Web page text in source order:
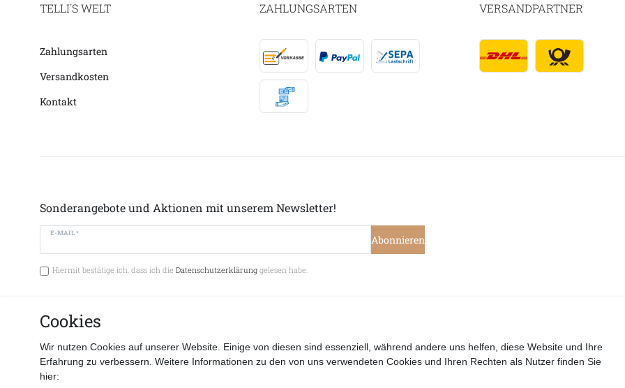
TELLI´S WELT
Zahlungsarten
Versandkosten
Kontakt
ZAHLUNGSARTEN VERSANDPARTNER
Sonderangebote und Aktionen mit unserem Newsletter!
E-MAIL *
Abonnieren
Hiermit bestätige ich, dass ich die Datenschutzerklärunggelesen habe.
Vertrag widerrufen | Widerrufsrecht | Datenschutzerklärung | AGB
Cookies
Wir nutzen Cookies auf unserer Website. Einige von diesen sind essenziell, während andere uns helfen, diese Website und Ihre
Erfahrung zu verbessern. Weitere Informationen zu den von uns verwendeten Cookies und Ihren Rechten als Nutzer finden Sie
hier: